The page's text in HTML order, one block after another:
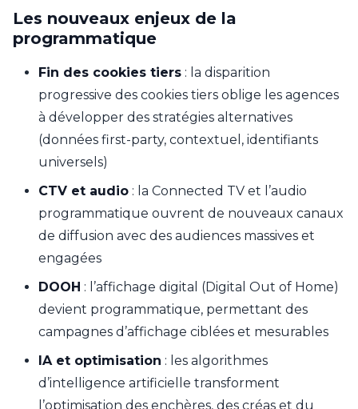
Les nouveaux enjeux de la
programmatique
Fin des cookies tiers : la disparition
progressive des cookies tiers oblige les agences
à développer des stratégies alternatives
(données first-party, contextuel, identifiants
universels)
CTV et audio : la Connected TV et l’audio
programmatique ouvrent de nouveaux canaux
de diffusion avec des audiences massives et
engagées
DOOH : l’affichage digital (Digital Out of Home)
devient programmatique, permettant des
campagnes d’affichage ciblées et mesurables
IA et optimisation : les algorithmes
d’intelligence artificielle transforment
l’optimisation des enchères, des créas et du